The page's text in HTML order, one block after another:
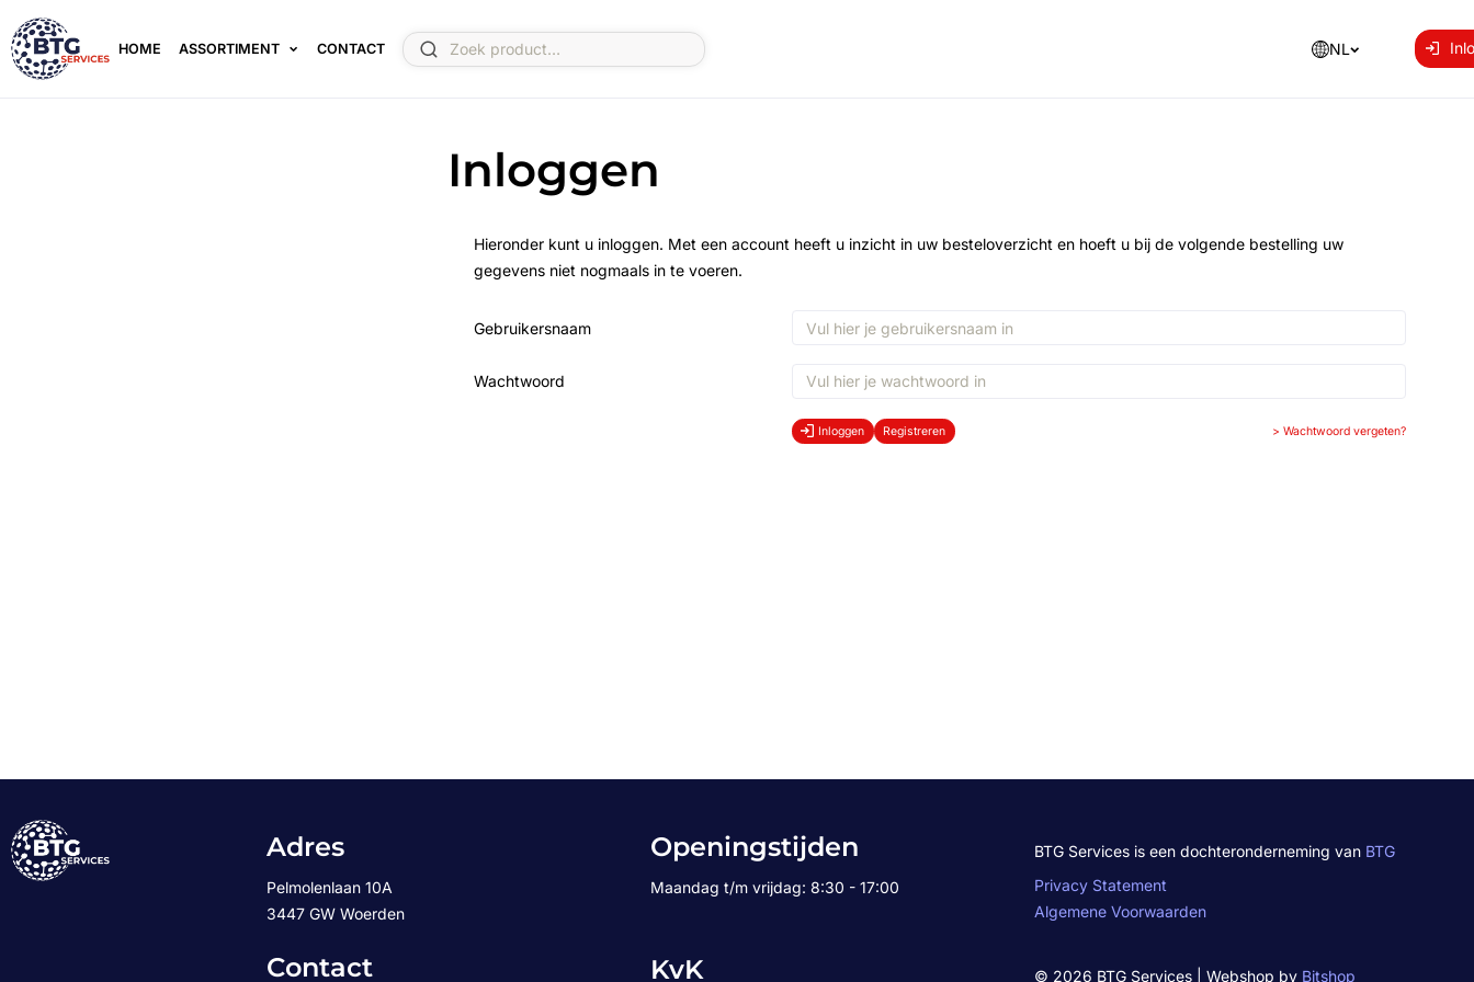
HOME ASSORTIMENT CONTACT NL
Inloggen
Hieronder kunt u inloggen. Met een account heeft u inzicht in uw besteloverzicht en hoeft u bij de volgende bestelling uw
gegevens niet nogmaals in te voeren.
Gebruikersnaam
Wachtwoord
Inloggen Registreren >Wachtwoord vergeten?
Adres
Pelmolenlaan 10A
3447 GW Woerden
Contact
Openingstijden
Maandag t/m vrijdag: 8:30 - 17:00
KvK
BTG Services is een dochteronderneming van BTG
Privacy Statement
Algemene Voorwaarden
© 2026 BTG Services | Webshop by Bitshop